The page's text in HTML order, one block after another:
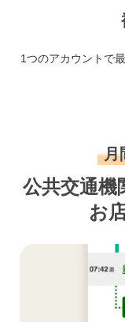
1つのアカウントで
月
公共交通機
お